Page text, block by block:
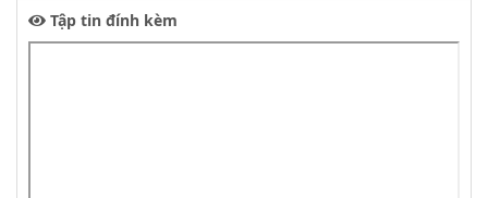
Tập tin đính kèm